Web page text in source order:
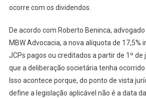
ocorre com os dividendos.
De acordo com Roberto Beninca,
MBW Advocacia, a nova alíquota de 17,5%
JCPs pagos ou creditados a partir de 1º de
que a deliberação societária tenha
Isso acontece porque, do ponto de vista
define a legislação aplicável não é a data